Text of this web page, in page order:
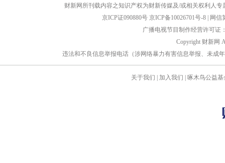
财新网所刊载内容之知识产权为财新传媒及/或相关权利人
京ICP证090880号 京ICP备10026701号-8
网信
广播电视节目制作经营许可证
Copyright 财新网
违法和不良信息举报电话（涉网络暴力有害信息举报、未成
关于我们 加入我们 啄木鸟公益